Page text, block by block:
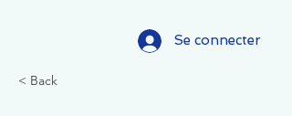
Se connecter
< Back